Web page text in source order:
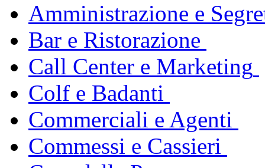
Amministrazione e
Bar e Ristorazione
Call Center e Marketing
Colf e Badanti
Commerciali e Agenti
Commessi e Cassieri